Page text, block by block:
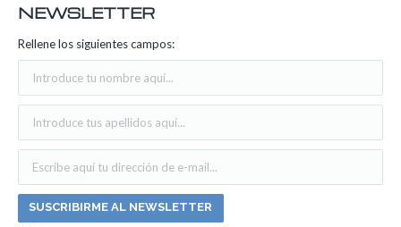
NEWSLETTER
Rellene los siguientes campos: